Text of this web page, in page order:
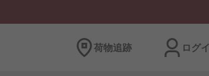
荷物追跡 ログ